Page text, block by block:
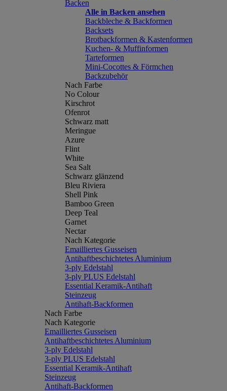
Backen
Alle in Backen ansehen
Backbleche & Backformen
Backsets
Brotbackformen & Kastenformen
Kuchen- & Muffinformen
Tarteformen
Mini-Cocottes & Förmchen
Backzubehör
Nach Farbe
No Colour
Kirschrot
Ofenrot
Schwarz matt
Meringue
Azure
Flint
White
Sea Salt
Schwarz glänzend
Bleu Riviera
Shell Pink
Bamboo Green
Deep Teal
Garnet
Nectar
Nach Kategorie
Emailliertes Gusseisen
Antihaftbeschichtetes Aluminium
3-ply Edelstahl
3-ply PLUS Edelstahl
Essential Keramik-Antihaft
Steinzeug
Antihaft-Backformen
Nach Farbe
Nach Kategorie
Emailliertes Gusseisen
Antihaftbeschichtetes Aluminium
3-ply Edelstahl
3-ply PLUS Edelstahl
Essential Keramik-Antihaft
Steinzeug
Antihaft-Backformen